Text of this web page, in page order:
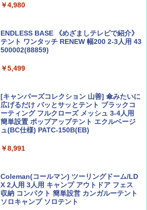
集】ボーイング110周年を祝して！
BE-PAL(ビ-パル) 2026年 9 月号【特別付録:
SOTO ミニマル"旅"財布 ランダム2種】
￥1,500
ァキア 2026～2027 地球の歩き方A ヨーロッ
￥2,277
新しい日本地理 地図・統計・移動から読み
解く (講談社現代新書)
￥1,540
￥4,980
ENDLESS BASE 《めざましテレビで紹介》
テント ワンタッチ RENEW 幅200 2-3人用 43
500002(88859)
￥5,499
[キャンパーズコレクション 山善] 傘みたいに
広げるだけ パッとサッとテント ブラックコ
ーティング フルクローズ メッシュ 3-4人用
簡単設置 ポップアップテント エクルベージ
ュ(BC仕様) PATC-150B(EB)
￥8,991
Coleman(コールマン) ツーリングドーム/LD
X 2人用 3人用 キャンプ アウトドア フェス
収納 コンパクト 簡単設営 カンガルーテント
ソロキャンプ ソロテント